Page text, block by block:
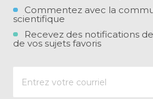
Commentez avec la
scientifique
Recevez des notifications
de vos sujets favoris